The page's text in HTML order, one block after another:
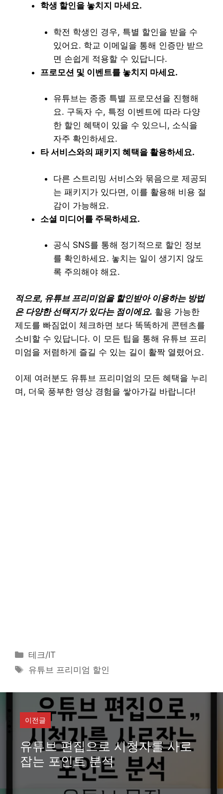
학생 할인을 놓치지 마세요.
학전 학생인 경우, 특별 할인을 받을 수
있어요. 학교 이메일을 통해 인증만 받으
면 손쉽게 적용할 수 있답니다.
프로모션 및 이벤트를 놓치지 마세요.
유튜브는 종종 특별 프로모션을 진행해
요. 구독자 수, 특정 이벤트에 따라 다양
한 할인 혜택이 있을 수 있으니, 소식을
자주 확인하세요.
타 서비스와의 패키지 혜택을 활용하세요.
다른 스트리밍 서비스와 묶음으로 제공되
는 패키지가 있다면, 이를 활용해 비용 절
감이 가능해요.
소셜 미디어를 주목하세요.
공식 SNS를 통해 정기적으로 할인 정보
를 확인하세요. 놓치는 일이 생기지 않도
록 주의해야 해요.
적으로, 유튜브 프리미엄을 할인받아 이용하는 방법
은 다양한 선택지가 있다는 점이에요. 활용 가능한
제도를 빠짐없이 체크하면 보다 똑똑하게 콘텐츠를
소비할 수 있답니다. 이 모든 팁을 통해 유튜브 프리
미엄을 저렴하게 즐길 수 있는 길이 활짝 열렸어요.
이제 여러분도 유튜브 프리미엄의 모든 혜택을 누리
며, 더욱 풍부한 영상 경험을 쌓아가길 바랍니다!
카
테
리
테크/IT
태
유튜브 프리미엄 할인
이전글
유튜브 편집으로 시청자를 사로
잡는 포인트 분석